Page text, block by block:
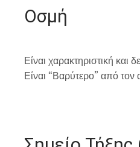
Οσμή
Είναι χαρακτηριστική και
Είναι “Βαρύτερο” από τον